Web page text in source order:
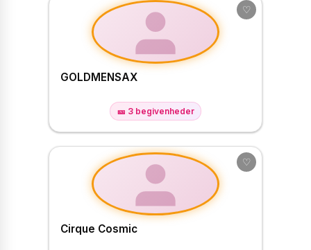
GOLDMENSAX
🎫 3 begivenheder
♡
Cirque Cosmic
♡